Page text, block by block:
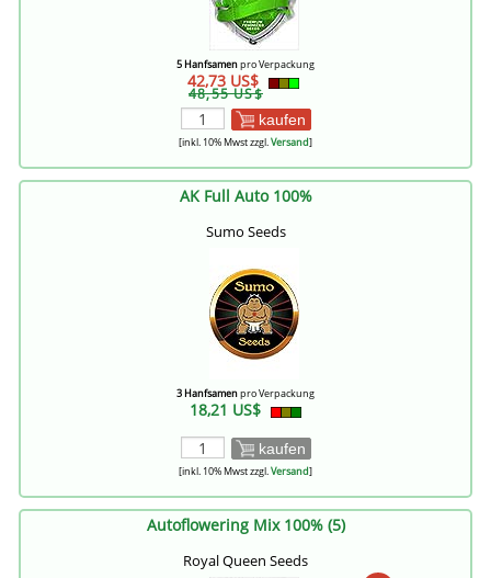
5 Hanfsamenpro Verpackung
42,73 US$
48,55 US$
kaufen
[inkl. 10% Mwst zzgl.Versand]
AK Full Auto 100%
Sumo Seeds
3 Hanfsamenpro Verpackung
18,21 US$
kaufen
[inkl. 10% Mwst zzgl.Versand]
Autoflowering Mix 100% (5)
Royal Queen Seeds